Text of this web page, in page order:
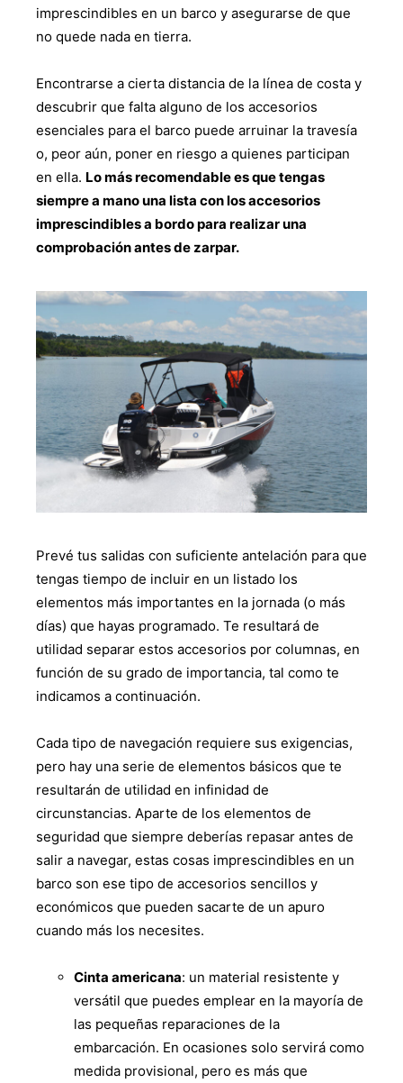
imprescindibles en un barco y asegurarse de que
no quede nada en tierra.
Encontrarse a cierta distancia de la línea de costa y
descubrir que falta alguno de los accesorios
esenciales para el barco puede arruinar la travesía
o, peor aún, poner en riesgo a quienes participan
en ella. Lo más recomendable es que tengas
siempre a mano una lista con los accesorios
imprescindibles a bordo para realizar una
comprobación antes de zarpar.
Prevé tus salidas con suficiente antelación para que
tengas tiempo de incluir en un listado los
elementos más importantes en la jornada (o más
días) que hayas programado. Te resultará de
utilidad separar estos accesorios por columnas, en
función de su grado de importancia, tal como te
indicamos a continuación.
Cada tipo de navegación requiere sus exigencias,
pero hay una serie de elementos básicos que te
resultarán de utilidad en infinidad de
circunstancias. Aparte de los elementos de
seguridad que siempre deberías repasar antes de
salir a navegar, estas cosas imprescindibles en un
barco son ese tipo de accesorios sencillos y
económicos que pueden sacarte de un apuro
cuando más los necesites.
Cinta americana: un material resistente y
versátil que puedes emplear en la mayoría de
las pequeñas reparaciones de la
embarcación. En ocasiones solo servirá como
medida provisional, pero es más que